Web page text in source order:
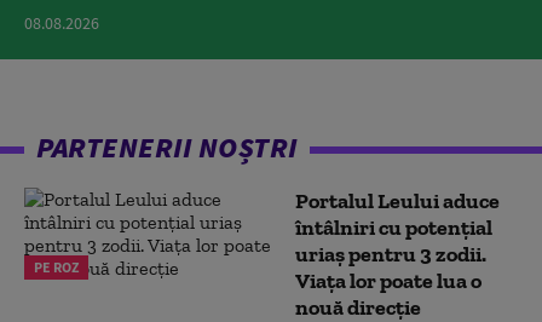
08.08.2026
PARTENERII NOȘTRI
PE ROZ
Portalul Leului aduce
întâlniri cu potențial
uriaș pentru 3 zodii.
Viața lor poate lua o
nouă direcție